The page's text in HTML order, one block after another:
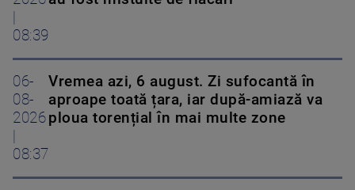
08:39
06-
08-
2026
08:37
Vremea azi, 6 august. Zi sufocantă în
aproape toată țara, iar după-amiază va
ploua torențial în mai multe zone